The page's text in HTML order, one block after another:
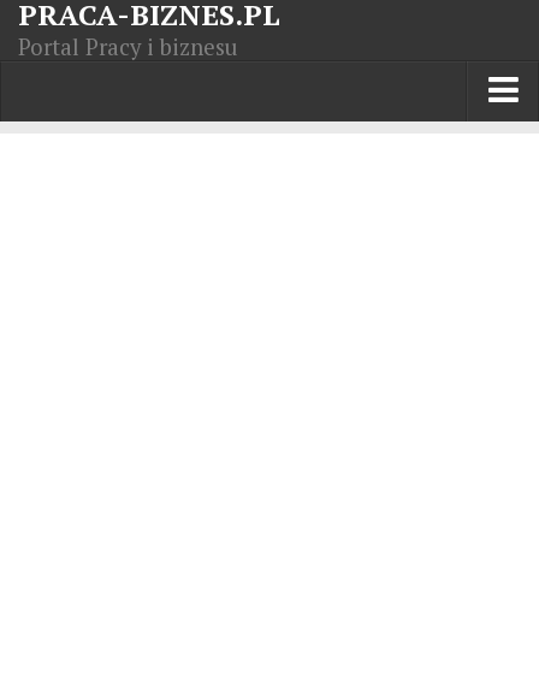
PRACA-BIZNES.PL
Portal Pracy i biznesu